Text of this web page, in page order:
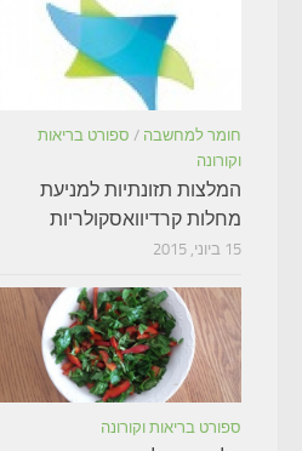
חומר למחשבה / ספורט בריאות
וקורונה
המלצות תזונתיות למניעת
מחלות קרדיוואסקולריות
15 ביוני, 2015
ספורט בריאות וקורונה